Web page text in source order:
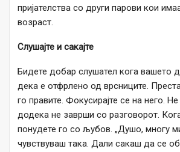
пријателства со други парови кои
возраст.
Слушајте и сакајте
Бидете добар слушател кога вашето
дека е отфрлено од врсниците.
го правите. Фокусирајте се на него.
додека не заврши со разговорот.
понудете го со љубов. „Душо, многу
чувствуваш така. Дали сакаш да се